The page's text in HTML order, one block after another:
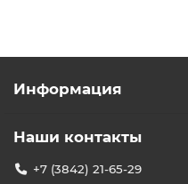
Информация
Наши контакты
+7 (3842) 21-65-29